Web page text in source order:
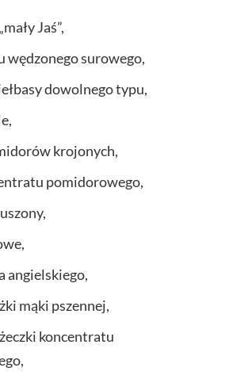
Jaś”,
wędzonego surowego,
dowolnego typu,
krojonych,
pomidorowego,
angielskiego,
mąki pszennej,
koncentratu